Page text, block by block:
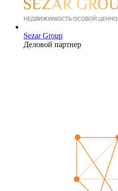
Sezar Group
Деловой партнер